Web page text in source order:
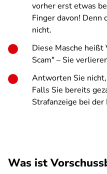
vorher erst etwas
Finger davon! Denn
nicht.
Diese Masche
Scam" – Sie
Antworten Sie
Falls Sie bereits
Strafanzeige bei der
Was ist